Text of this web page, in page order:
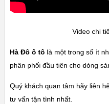
Video chi
Hà Đô ô tô là một trong số ít
phân phối đầu tiên cho dòng
Quý khách quan tâm hãy liên
tư vấn tận tình nhất.